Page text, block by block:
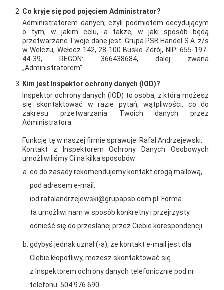
czym chciały i jak chciały na 20 mb specjalnie przygotowanej
folii. Oczywiście po podsumowaniu wyników były nagrody,
prawdziwe podium dla zwycięzców i oczywiście odegranie
"hymnu zwycięzców", co na najmłodszych wywarło
niemniejsze emocje co same zawody. Zabawa super, pogoda
super, frekwencja super, nagrody super - do zobaczenia za rok.
AKTUALNOŚCI
Co kryje się pod pojęciem Administrator?
Administratorem danych, czyli podmiotem decydującym
o tym, w jakim celu, a także, w jaki sposób będą
przetwarzane Twoje dane jest: Grupa PSB Handel S.A. z/s
w Wełczu, Wełecz 142, 28-100 Busko-Zdrój, NIP: 655-197-
44-39, REGON: 366438684, dalej zwana
„Administratorem”.
Kim jest Inspektor ochrony danych (IOD)?
Inspektor ochrony danych (IOD) to osoba, z którą możesz
się skontaktować w razie pytań, wątpliwości, co do
zakresu przetwarzania Twoich danych przez
Administratora.
Funkcję tę w naszej firmie sprawuje: Rafał Andrzejewski.
Kontakt z Inspektorem Ochrony Danych Osobowych
umożliwiliśmy Ci na kilka sposobów:
co do zasady rekomendujemy kontakt drogą mailową,
pod adresem e-mail:
iod.rafalandrzejewski@grupapsb.com.pl. Forma
ta umożliwi nam w sposób konkretny i przejrzysty
odnieść się do przesłanej przez Ciebie korespondencji.
gdybyś jednak uznał (-a), że kontakt e-mail jest dla
Ciebie kłopotliwy, możesz skontaktować się
z Inspektorem ochrony danych telefonicznie pod nr
telefonu: 504 976 690.